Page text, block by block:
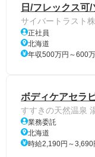
日/フレックス可
サイバートラスト
正社員
北海道
年収500万円～600
ボディケアセラ
すすきの天然温泉
業務委託
北海道
時給2,190円～3,690